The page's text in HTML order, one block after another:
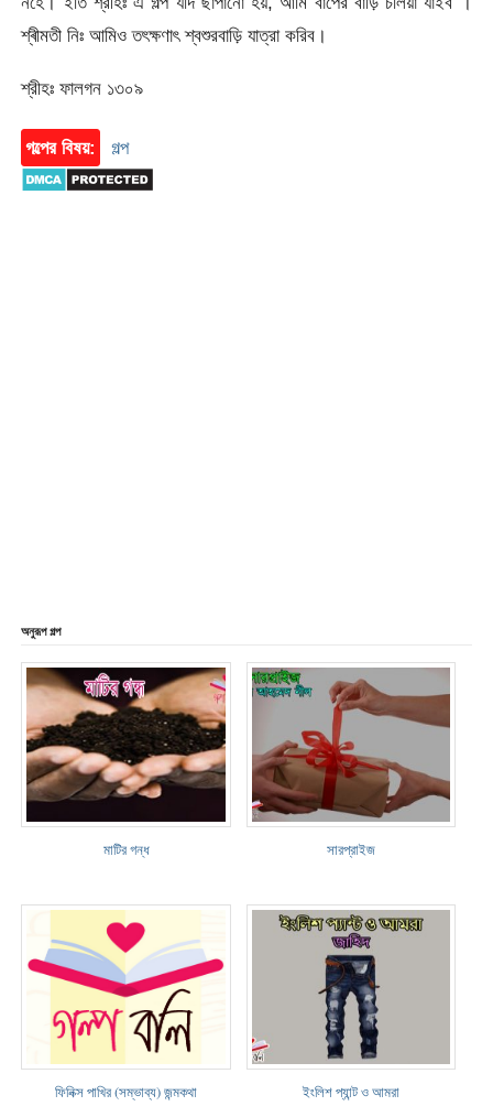
শ্ৰীমতী নিঃ আমিও তৎক্ষণাৎ শ্বশুরবাড়ি যাত্রা করিব।
শ্রীহঃ ফালগন ১৩০৯
গল্পের বিষয়: গল্প
অনুরূপ গল্প
মাটির গন্ধ সারপ্রাইজ
ফিনিক্স পাখির (সম্ভাব্য) জন্মকথা ইংলিশ প্যান্ট ও আমরা